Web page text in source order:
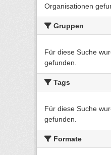
Organisationen
Gruppen
Für diese Suche
gefunden.
Tags
Für diese Suche
gefunden.
Formate